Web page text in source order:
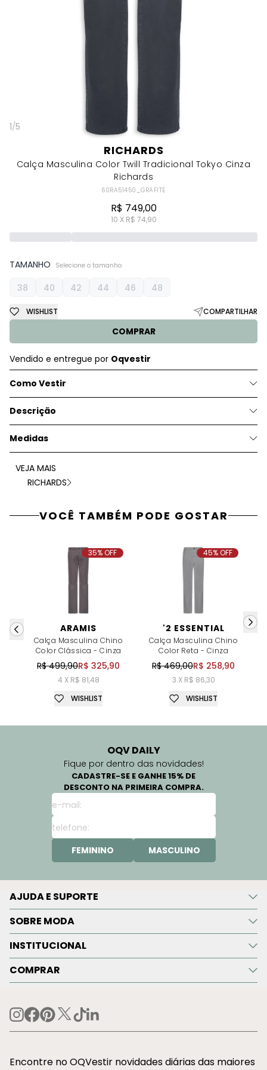
1/5
RICHARDS
Calça Masculina Color Twill Tradicional Tokyo Cinza
Richards
60RA51450_GRAFITE
R$ 749,00
10 X R$ 74,90
TAMANHO Selecione o tamanho
38 40 42 44 46 48
COMPRAR
WISHLIST COMPARTILHAR
Vendido e entregue por Oqvestir
Como Vestir
Descrição
Medidas
VEJA MAIS
RICHARDS
VOCÊ TAMBÉM PODE GOSTAR
ARAMIS
Calça Masculina Chino
Color Clássica - Cinza
R$ 499,90R$ 325,90
4 X R$ 81,48
35% OFF
WISHLIST
'2 ESSENTIAL
Calça Masculina Chino
Color Reta - Cinza
R$ 469,00R$ 258,90
3 X R$ 86,30
45% OFF
WISHLIST
OQV DAILY
Fique por dentro das novidades!
CADASTRE-SE E GANHE 15% DE
DESCONTO NA PRIMEIRA COMPRA.
FEMININO MASCULINO
AJUDA E SUPORTE
SOBRE MODA
INSTITUCIONAL
COMPRAR
Encontre no OQVestir novidades diárias das maiores